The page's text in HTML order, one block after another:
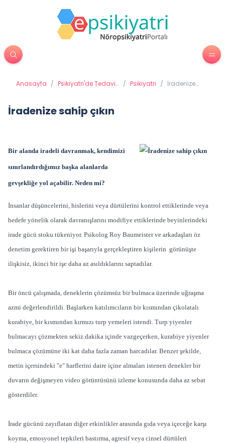
Anasayfa / Psikiyatri'de Tedavi
/ Psikiyatri / İradenize
İradenize sahip çıkın
Bir alanda iradeli davranmak, kendimizi
sınırlandırdığımız başka alanlarda
gevşekliğe yol açabilir. Neden mi?
İnsanlar düşüncelerini, hislerini veya dürtülerini kontrol ettiklerinde veya
hedefe yönelik olarak davranışlarını modifiye ettiklerinde beyinlerindeki
irade gücü stoku tükeniyor. Psikolog Roy Baumeister ve arkadaşları öz
denetim gerektiren bir işi başarıyla gerçekleştiren kişilerin görünüşte
ilişkisiz, ikinci bir işe daha az asıldıklarını saptadılar.
Bir öncü çalışmada, deneklerin çözümsüz bir bulmaca üzerinde uğraşma
azmi değerlendirildi. Başlarken katılımcıların bir kısmından çikolatalı
kurabiye, bir kısmından kırmızı turp yemeleri istendi. Turp yiyenler
bulmacayı çözmekten sekiz dakika içinde vazgeçerken, kurabiye yiyenler
bulmaca çözümüne iki kat daha fazla zaman harcadılar. Benzer şekilde,
metin içersindeki "e" harflerini daire içine almaları istenen denekler bir
duvarın değişmeyen video görüntüsünü izleme konusunda daha az sebat
gösterdiler.
İrade gücünü zayıflatan diğer etkinlikler arasında gıda veya içeceğe karşı
koyma, emosyonel tepkileri bastırma, agresif veya cinsel dürtüleri